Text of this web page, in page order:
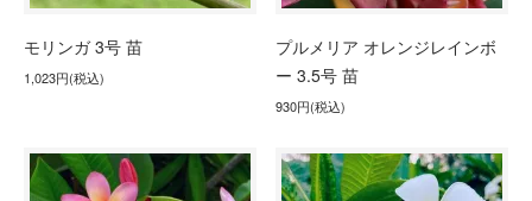
モリンガ 3号 苗
1,023円(税込)
プルメリア オレンジレインボ
ー 3.5号 苗
930円(税込)